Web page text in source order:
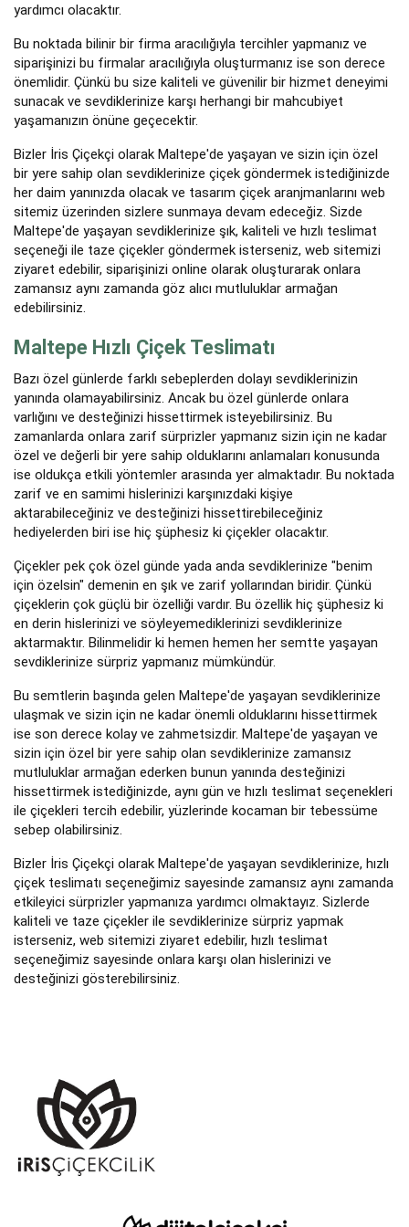
yardımcı olacaktır.
Bu noktada bilinir bir firma aracılığıyla tercihler yapmanız ve
siparişinizi bu firmalar aracılığıyla oluşturmanız ise son derece
önemlidir. Çünkü bu size kaliteli ve güvenilir bir hizmet deneyimi
sunacak ve sevdiklerinize karşı herhangi bir mahcubiyet
yaşamanızın önüne geçecektir.
Bizler İris Çiçekçi olarak Maltepe'de yaşayan ve sizin için özel
bir yere sahip olan sevdiklerinize çiçek göndermek istediğinizde
her daim yanınızda olacak ve tasarım çiçek aranjmanlarını web
sitemiz üzerinden sizlere sunmaya devam edeceğiz. Sizde
Maltepe'de yaşayan sevdiklerinize şık, kaliteli ve hızlı teslimat
seçeneği ile taze çiçekler göndermek isterseniz, web sitemizi
ziyaret edebilir, siparişinizi online olarak oluşturarak onlara
zamansız aynı zamanda göz alıcı mutluluklar armağan
edebilirsiniz.
Maltepe Hızlı Çiçek Teslimatı
Bazı özel günlerde farklı sebeplerden dolayı sevdiklerinizin
yanında olamayabilirsiniz. Ancak bu özel günlerde onlara
varlığını ve desteğinizi hissettirmek isteyebilirsiniz. Bu
zamanlarda onlara zarif sürprizler yapmanız sizin için ne kadar
özel ve değerli bir yere sahip olduklarını anlamaları konusunda
ise oldukça etkili yöntemler arasında yer almaktadır. Bu noktada
zarif ve en samimi hislerinizi karşınızdaki kişiye
aktarabileceğiniz ve desteğinizi hissettirebileceğiniz
hediyelerden biri ise hiç şüphesiz ki çiçekler olacaktır.
Çiçekler pek çok özel günde yada anda sevdiklerinize "benim
için özelsin" demenin en şık ve zarif yollarından biridir. Çünkü
çiçeklerin çok güçlü bir özelliği vardır. Bu özellik hiç şüphesiz ki
en derin hislerinizi ve söyleyemediklerinizi sevdiklerinize
aktarmaktır. Bilinmelidir ki hemen hemen her semtte yaşayan
sevdiklerinize sürpriz yapmanız mümkündür.
Bu semtlerin başında gelen Maltepe'de yaşayan sevdiklerinize
ulaşmak ve sizin için ne kadar önemli olduklarını hissettirmek
ise son derece kolay ve zahmetsizdir. Maltepe'de yaşayan ve
sizin için özel bir yere sahip olan sevdiklerinize zamansız
mutluluklar armağan ederken bunun yanında desteğinizi
hissettirmek istediğinizde, aynı gün ve hızlı teslimat seçenekleri
ile çiçekleri tercih edebilir, yüzlerinde kocaman bir tebessüme
sebep olabilirsiniz.
Bizler İris Çiçekçi olarak Maltepe'de yaşayan sevdiklerinize, hızlı
çiçek teslimatı seçeneğimiz sayesinde zamansız aynı zamanda
etkileyici sürprizler yapmanıza yardımcı olmaktayız. Sizlerde
kaliteli ve taze çiçekler ile sevdiklerinize sürpriz yapmak
isterseniz, web sitemizi ziyaret edebilir, hızlı teslimat
seçeneğimiz sayesinde onlara karşı olan hislerinizi ve
desteğinizi gösterebilirsiniz.